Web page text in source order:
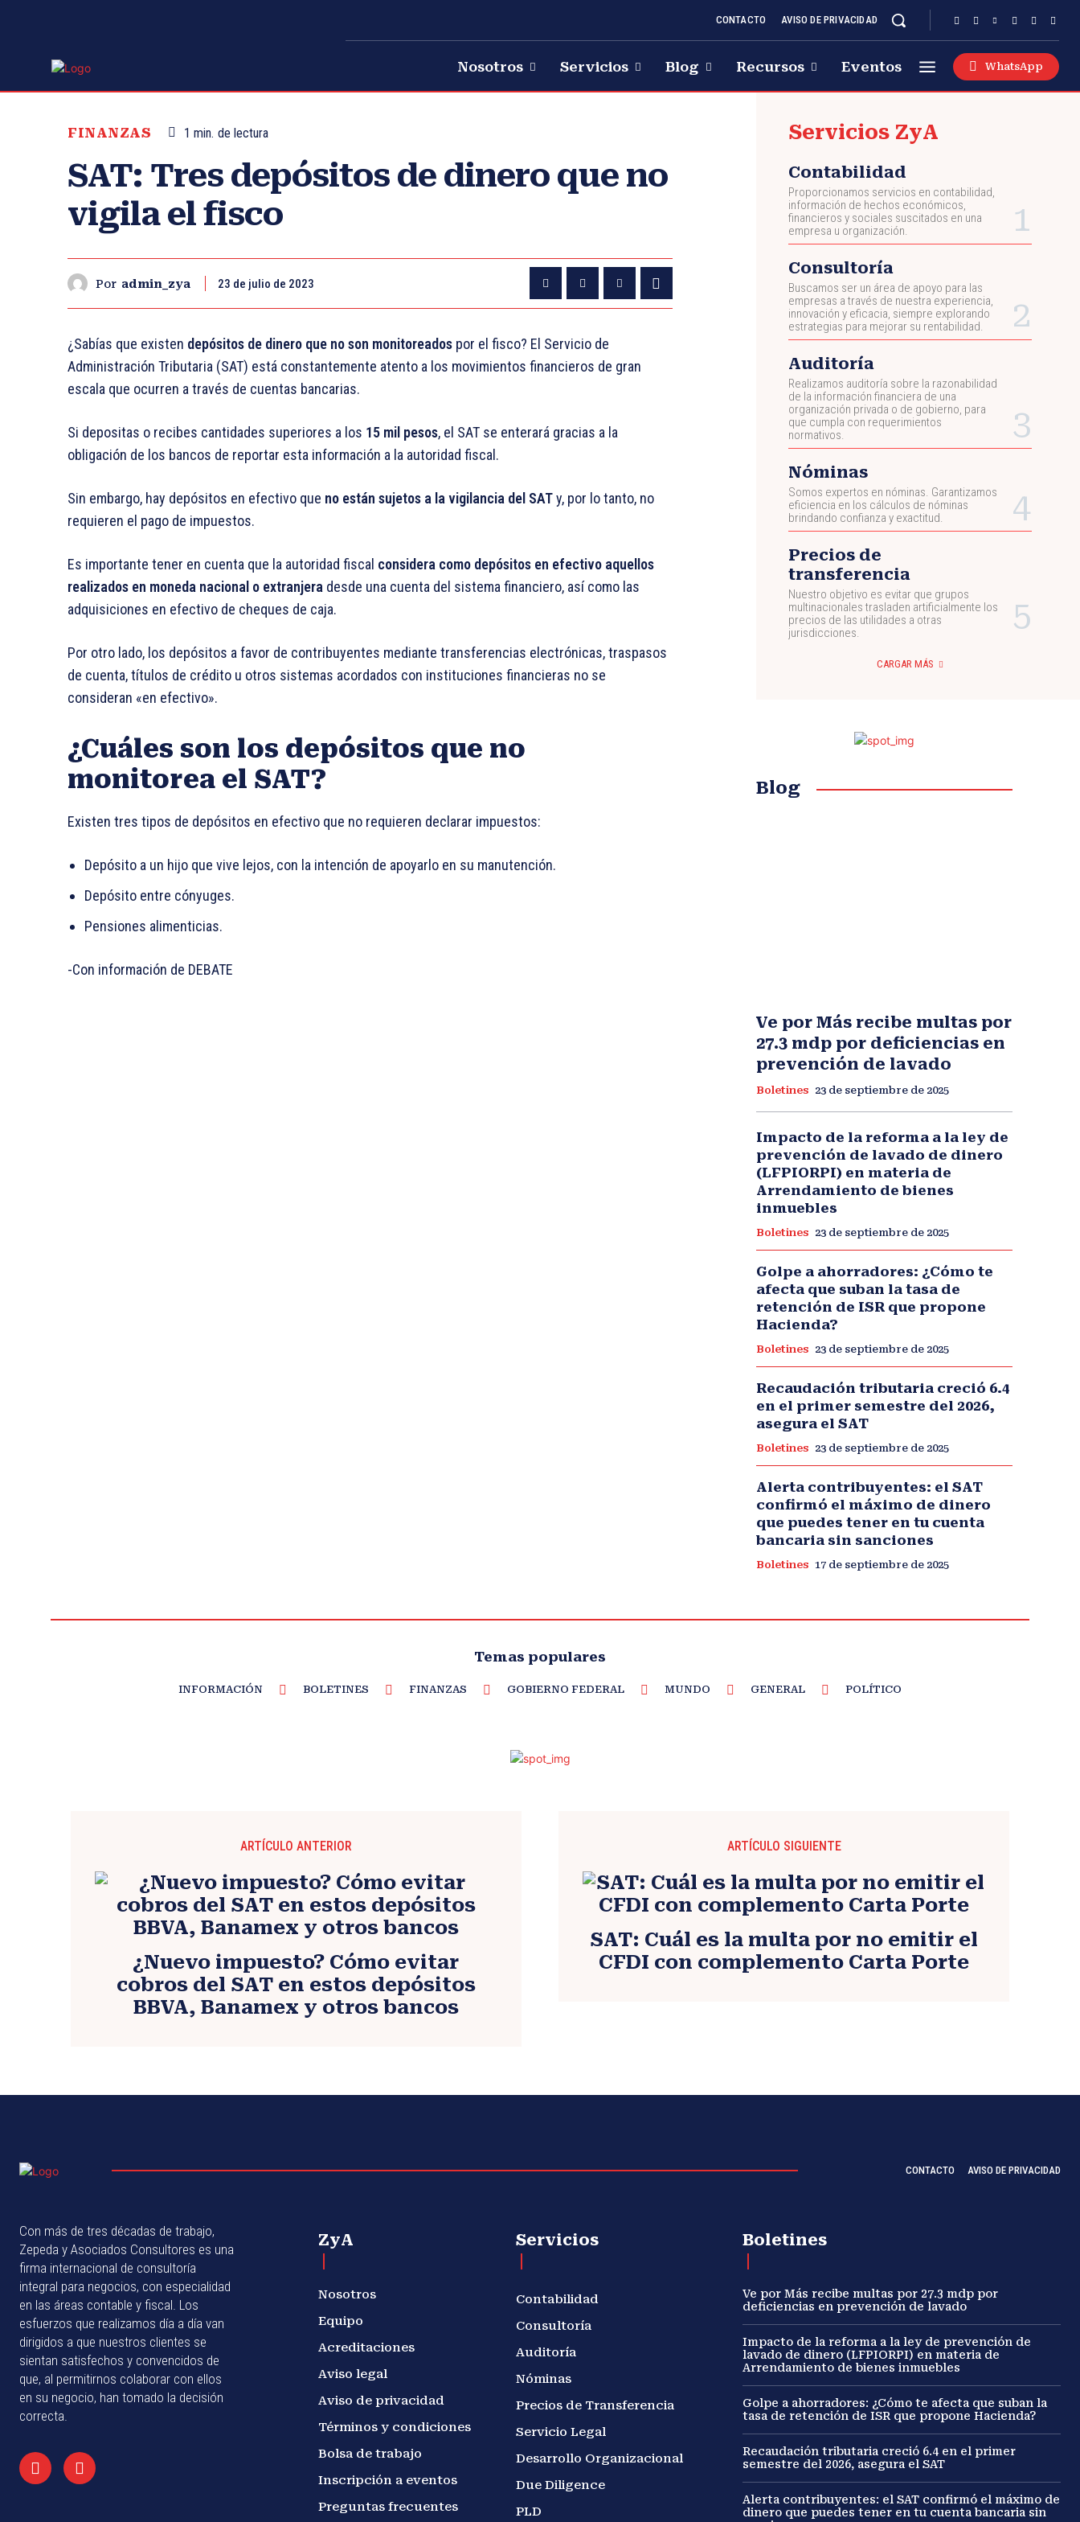
CONTACTO AVISO DE PRIVACIDAD
Nosotros Servicios Blog Recursos Eventos WhatsApp
FINANZAS 1 min. de lectura
SAT: Tres depósitos de dinero que no
vigila el fisco
Por admin_zya 23 de julio de 2023
¿Sabías que existen depósitos de dinero que no son monitoreados por el fisco? El Servicio de
Administración Tributaria (SAT) está constantemente atento a los movimientos financieros de gran
escala que ocurren a través de cuentas bancarias.
Si depositas o recibes cantidades superiores a los 15 mil pesos, el SAT se enterará gracias a la
obligación de los bancos de reportar esta información a la autoridad fiscal.
Sin embargo, hay depósitos en efectivo que no están sujetos a la vigilancia del SATy, por lo tanto, no
requieren el pago de impuestos.
Es importante tener en cuenta que la autoridad fiscal considera como depósitos en efectivo aquellos
realizados en moneda nacional o extranjera desde una cuenta del sistema financiero, así como las
adquisiciones en efectivo de cheques de caja.
Por otro lado, los depósitos a favor de contribuyentes mediante transferencias electrónicas, traspasos
de cuenta, títulos de crédito u otros sistemas acordados con instituciones financieras no se
consideran «en efectivo».
¿Cuáles son los depósitos que no
monitorea el SAT?
Existen tres tipos de depósitos en efectivo que no requieren declarar impuestos:
Depósito a un hijo que vive lejos, con la intención de apoyarlo en su manutención.
Depósito entre cónyuges.
Pensiones alimenticias.
-Con información de DEBATE
Servicios ZyA
Contabilidad
Proporcionamos servicios en contabilidad,
información de hechos económicos,
financieros y sociales suscitados en una
empresa u organización.
Consultoría
Buscamos ser un área de apoyo para las
empresas a través de nuestra experiencia,
innovación y eficacia, siempre explorando
estrategias para mejorar su rentabilidad.
Auditoría
Realizamos auditoría sobre la razonabilidad
de la información financiera de una
organización privada o de gobierno, para
que cumpla con requerimientos
normativos.
Nóminas
Somos expertos en nóminas. Garantizamos
eficiencia en los cálculos de nóminas
brindando confianza y exactitud.
Precios de
transferencia
Nuestro objetivo es evitar que grupos
multinacionales trasladen artificialmente los
precios de las utilidades a otras
jurisdicciones.
CARGAR MÁS
Blog
Ve por Más recibe multas por
27.3 mdp por deficiencias en
prevención de lavado
Boletines 23 de septiembre de 2025
Impacto de la reforma a la ley de
prevención de lavado de dinero
(LFPIORPI) en materia de
Arrendamiento de bienes
inmuebles
Boletines 23 de septiembre de 2025
Golpe a ahorradores: ¿Cómo te
afecta que suban la tasa de
retención de ISR que propone
Hacienda?
Boletines 23 de septiembre de 2025
Recaudación tributaria creció 6.4
en el primer semestre del 2026,
asegura el SAT
Boletines 23 de septiembre de 2025
Alerta contribuyentes: el SAT
confirmó el máximo de dinero
que puedes tener en tu cuenta
bancaria sin sanciones
Boletines 17 de septiembre de 2025
Temas populares
INFORMACIÓN BOLETINES FINANZAS GOBIERNO FEDERAL MUNDO GENERAL POLÍTICO
ARTÍCULO ANTERIOR
¿Nuevo impuesto? Cómo evitar
cobros del SAT en estos depósitos
BBVA, Banamex y otros bancos
ARTÍCULO SIGUIENTE
SAT: Cuál es la multa por no emitir el
CFDI con complemento Carta Porte
CONTACTO AVISO DE PRIVACIDAD
Con más de tres décadas de trabajo,
Zepeda y Asociados Consultores es una
firma internacional de consultoría
integral para negocios, con especialidad
en las áreas contable y fiscal. Los
esfuerzos que realizamos día a día van
dirigidos a que nuestros clientes se
sientan satisfechos y convencidos de
que, al permitirnos colaborar con ellos
en su negocio, han tomado la decisión
correcta.
ZyA
Nosotros
Equipo
Acreditaciones
Aviso legal
Aviso de privacidad
Términos y condiciones
Bolsa de trabajo
Inscripción a eventos
Preguntas frecuentes
Servicios
Contabilidad
Consultoría
Auditoría
Nóminas
Precios de Transferencia
Servicio Legal
Desarrollo Organizacional
Due Diligence
PLD
Boletines
Ve por Más recibe multas por 27.3 mdp por
deficiencias en prevención de lavado
Impacto de la reforma a la ley de prevención de
lavado de dinero (LFPIORPI) en materia de
Arrendamiento de bienes inmuebles
Golpe a ahorradores: ¿Cómo te afecta que suban la
tasa de retención de ISR que propone Hacienda?
Recaudación tributaria creció 6.4 en el primer
semestre del 2026, asegura el SAT
Alerta contribuyentes: el SAT confirmó el máximo de
dinero que puedes tener en tu cuenta bancaria sin